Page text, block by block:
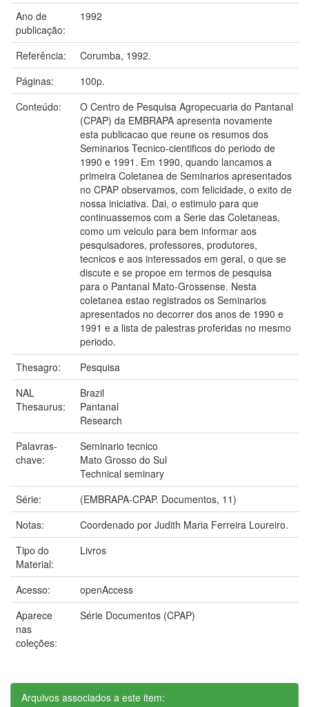
Ano de
publicação:
1992
Referência:
Corumba, 1992.
Páginas:
100p.
Conteúdo:
O Centro de Pesquisa Agropecuaria do Pantanal
(CPAP) da EMBRAPA apresenta novamente
esta publicacao que reune os resumos dos
Seminarios Tecnico-cientificos do periodo de
1990 e 1991. Em 1990, quando lancamos a
primeira Coletanea de Seminarios apresentados
no CPAP observamos, com felicidade, o exito de
nossa iniciativa. Dai, o estimulo para que
continuassemos com a Serie das Coletaneas,
como um veiculo para bem informar aos
pesquisadores, professores, produtores,
tecnicos e aos interessados em geral, o que se
discute e se propoe em termos de pesquisa
para o Pantanal Mato-Grossense. Nesta
coletanea estao registrados os Seminarios
apresentados no decorrer dos anos de 1990 e
1991 e a lista de palestras proferidas no mesmo
periodo.
Thesagro:
Pesquisa
NAL
Thesaurus:
Brazil
Pantanal
Research
Palavras-
chave:
Seminario tecnico
Mato Grosso do Sul
Technical seminary
Série:
(EMBRAPA-CPAP. Documentos, 11)
Notas:
Coordenado por Judith Maria Ferreira Loureiro.
Tipo do
Material:
Livros
Acesso:
openAccess
Aparece
nas
coleções:
Série Documentos (CPAP)
Arquivos associados a este item: